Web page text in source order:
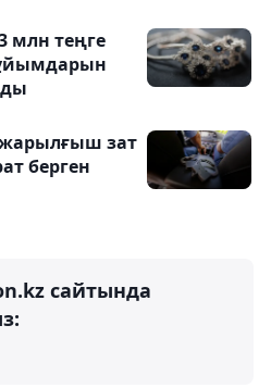
млн теңге
зат
берген
сайтында